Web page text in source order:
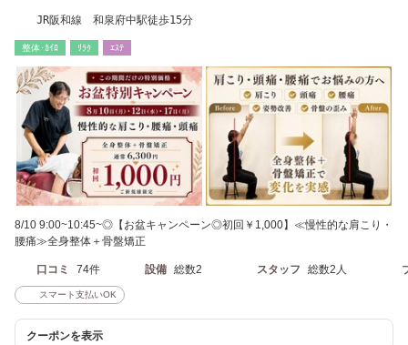
JR阪和線 和泉府中駅徒歩15分
整体･ｶｲﾛ ﾘﾗｸ ｴｽﾃ
8/10 9:00~10:45~◎【お盆キャンペーン◎初回￥1,000】≪慢性的な肩こり・
腰痛≫全身整体＋骨盤矯正
口コミ 74件 設備 総数2 スタッフ 総数2人
スマート支払いOK
クーポンを表示